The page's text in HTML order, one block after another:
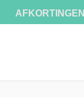
AFKORTINGEN